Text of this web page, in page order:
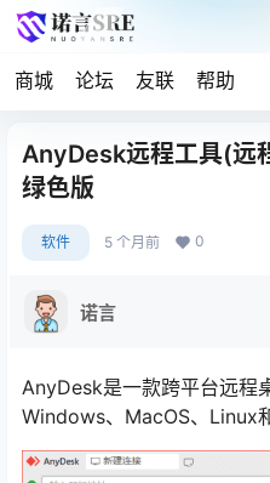
商城 论坛 友联 帮助
AnyDesk远程工具(远
绿色版
软件 5 个月前 0
诺言
AnyDesk是一款跨平台远程
Windows、MacOS、Linux